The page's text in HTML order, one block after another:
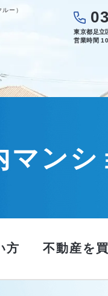
ー）
東京都足
営業時間
マンシ
方 不動産を